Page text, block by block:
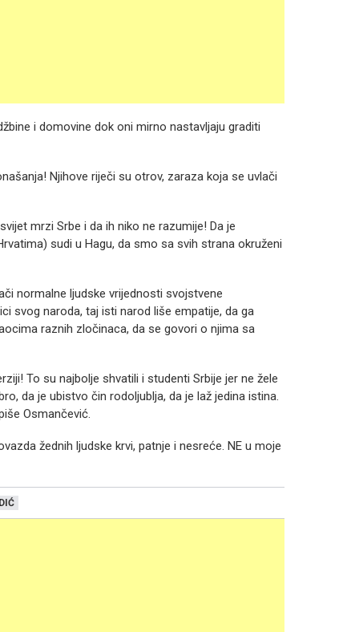
i domovine dok oni mirno nastavljaju graditi
Njihove riječi su otrov, zaraza koja se uvlači
mrzi Srbe i da ih niko ne razumije! Da je
sudi u Hagu, da smo sa svih strana okruženi
normalne ljudske vrijednosti svojstvene
svog naroda, taj isti narod liše empatije, da ga
raznih zločinaca, da se govori o njima sa
To su najbolje shvatili i studenti Srbije jer ne žele
da je ubistvo čin rodoljublja, da je laž jedina istina.
Osmančević.
žednih ljudske krvi, patnje i nesreće. NE u moje